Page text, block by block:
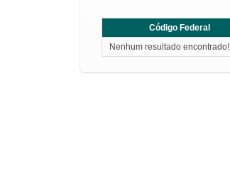
Código Federal
Nenhum resultado encontrado!